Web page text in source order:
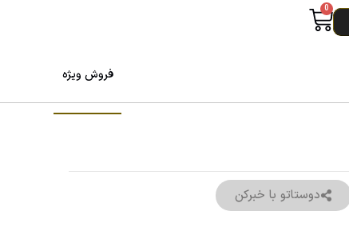
0
فروش ویژه
دوستاتو با خبرکن